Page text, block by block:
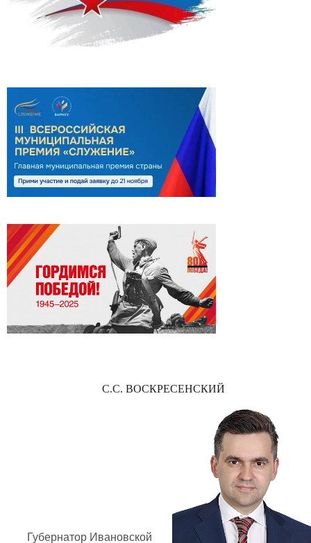
С.С. ВОСКРЕСЕНСКИЙ
Губернатор Ивановской